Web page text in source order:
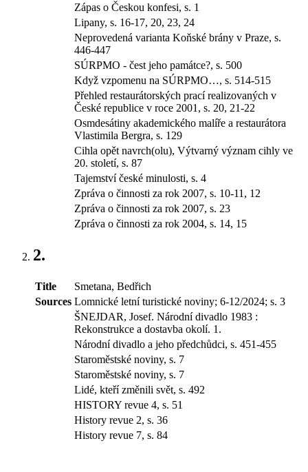
Zápas o Českou konfesi, s. 1
Lipany, s. 16-17, 20, 23, 24
Neprovedená varianta Koňské brány v Praze, s.
446-447
SÚRPMO - čest jeho památce?, s. 500
Když vzpomenu na SÚRPMO…, s. 514-515
Přehled restaurátorských prací realizovaných v
České republice v roce 2001, s. 20, 21-22
Osmdesátiny akademického malíře a restaurátora
Vlastimila Bergra, s. 129
Cihla opět navrch(olu), Výtvarný význam cihly ve
20. století, s. 87
Tajemství české minulosti, s. 4
Zpráva o činnosti za rok 2007, s. 10-11, 12
Zpráva o činnosti za rok 2007, s. 23
Zpráva o činnosti za rok 2004, s. 14, 15
2.
Title
Smetana, Bedřich
Sources Lomnické letní turistické noviny; 6-12/2024; s. 3
ŠNEJDAR, Josef. Národní divadlo 1983 :
Rekonstrukce a dostavba okolí. 1.
Národní divadlo a jeho předchůdci, s. 451-455
Staroměstské noviny, s. 7
Staroměstské noviny, s. 7
Lidé, kteří změnili svět, s. 492
HISTORY revue 4, s. 51
History revue 2, s. 36
History revue 7, s. 84